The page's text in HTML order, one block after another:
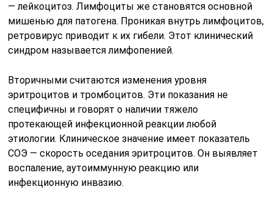
— лейкоцитоз. Лимфоциты же становятся основной
мишенью для патогена. Проникая внутрь лимфоцитов,
ретровирус приводит к их гибели. Этот клинический
синдром называется лимфопенией.
Вторичными считаются изменения уровня
эритроцитов и тромбоцитов. Эти показания не
специфичны и говорят о наличии тяжело
протекающей инфекционной реакции любой
этиологии. Клиническое значение имеет показатель
СОЭ — скорость оседания эритроцитов. Он выявляет
воспаление, аутоиммунную реакцию или
инфекционную инвазию.